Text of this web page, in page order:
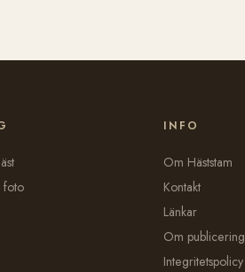
foto
INFO
Om Häststam
Kontakt
Länkar
Om publicering
Integritetspolicy